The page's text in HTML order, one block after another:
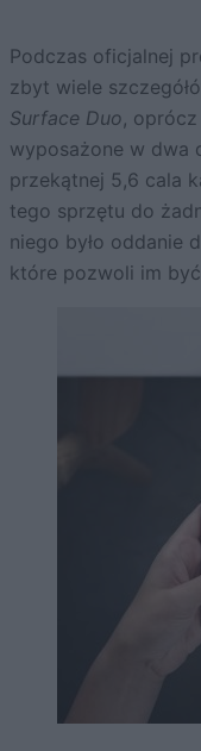
Podczas oficjalnej
zbyt wiele
Surface Duo,
wyposażone w dwa
przekątnej 5,6 cala
tego sprzętu do
niego było oddanie
które pozwoli im